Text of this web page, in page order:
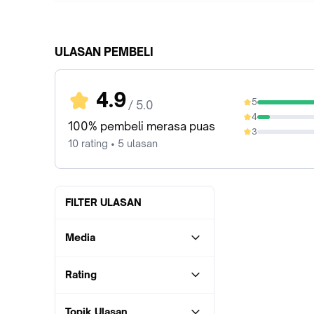
ULASAN PEMBELI
4.9 / 5.0
100% pembeli merasa puas
10 rating • 5 ulasan
5
90%
4
10%
3
0%
FILTER ULASAN
Media
Rating
Topik Ulasan